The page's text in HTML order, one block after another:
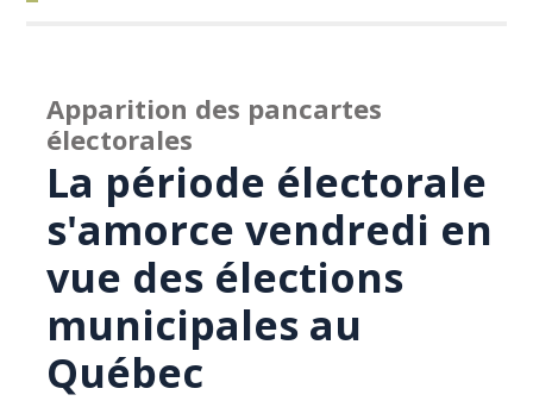
Apparition des pancartes
électorales
La période électorale
s'amorce vendredi en
vue des élections
municipales au
Québec